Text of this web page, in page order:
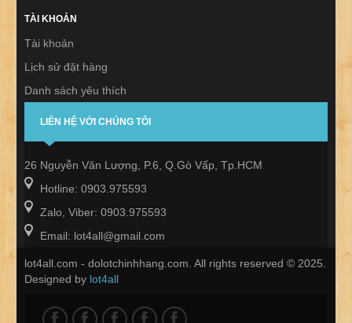
TÀI KHOẢN
Tài khoản
Lịch sử đặt hàng
Danh sách yêu thích
Thư báo
LIÊN HỆ VỚI CHÚNG TÔI
26 Nguyễn Văn Lượng, P.6, Q.Gò Vấp, Tp.HCM
Hotline: 0903.975593
Zalo, Viber: 0903.975593
Email: lot4all@gmail.com
lot4all.com - dolotchinhhang.com. All rights reserved © 2025.
Designed by lot4all